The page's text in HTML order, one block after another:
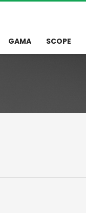
GAMA SCOPE